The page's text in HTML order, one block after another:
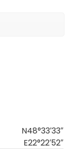
N48°33′33″
E22°22′52″